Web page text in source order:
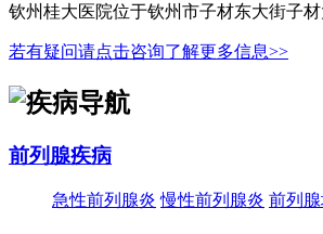
钦州桂大医院位于钦州市子材东大街子
若有疑问请点击咨询了解更多信息>>
前列腺疾病
急性前列腺炎 慢性前列腺炎 前列